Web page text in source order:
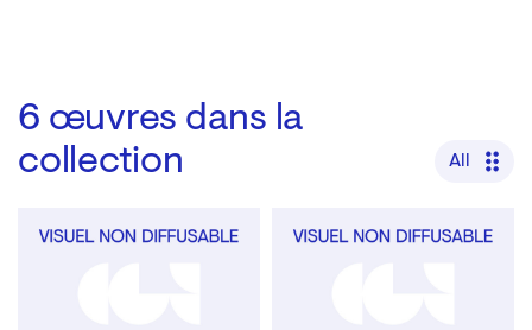
6 œuvres dans la
collection
All